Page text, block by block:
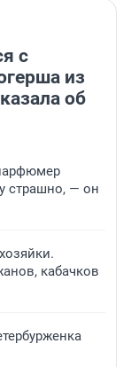
с
из
об
страшно, — он
кабачков